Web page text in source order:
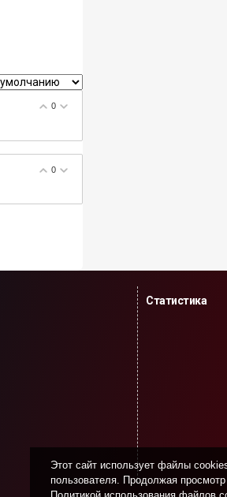
0
0
Статистика
Этот сайт использует файлы
пользователя. Продолжая